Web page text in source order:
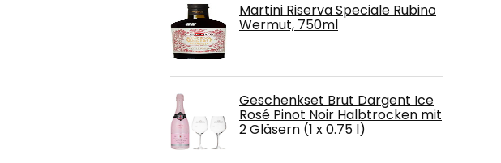
Martini Riserva Speciale Rubino
Wermut, 750ml
Geschenkset Brut Dargent Ice
Rosé Pinot Noir Halbtrocken mit
2 Gläsern (1 x 0.75 l)